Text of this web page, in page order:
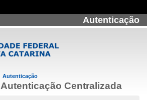
Autenticação
Autenticação
Centralizada